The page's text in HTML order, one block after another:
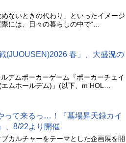
ないときの代わり」といったイメージ
には、日々の暮らしの中で“…
(JUOUSEN)2026 春」、大盛況の
デムポーカーゲーム『ポーカーチェイ
ムホールデム)」(以下、m HOL…
って来るっ…！『墓場昇天録カイ
、8/22より開催
カルチャーをテーマとした企画展を開